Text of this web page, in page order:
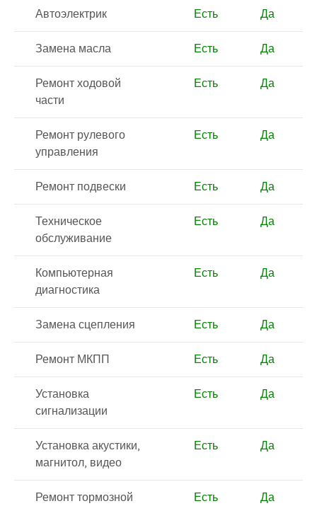
Автоэлектрик Есть Да
Замена масла Есть Да
Ремонт ходовой
части
Есть Да
Ремонт рулевого
управления
Есть Да
Ремонт подвески Есть Да
Техническое
обслуживание
Есть Да
Компьютерная
диагностика
Есть Да
Замена сцепления Есть Да
Ремонт МКПП Есть Да
Установка
сигнализации
Есть Да
Установка акустики,
магнитол, видео
Есть Да
Ремонт тормозной
Есть Да